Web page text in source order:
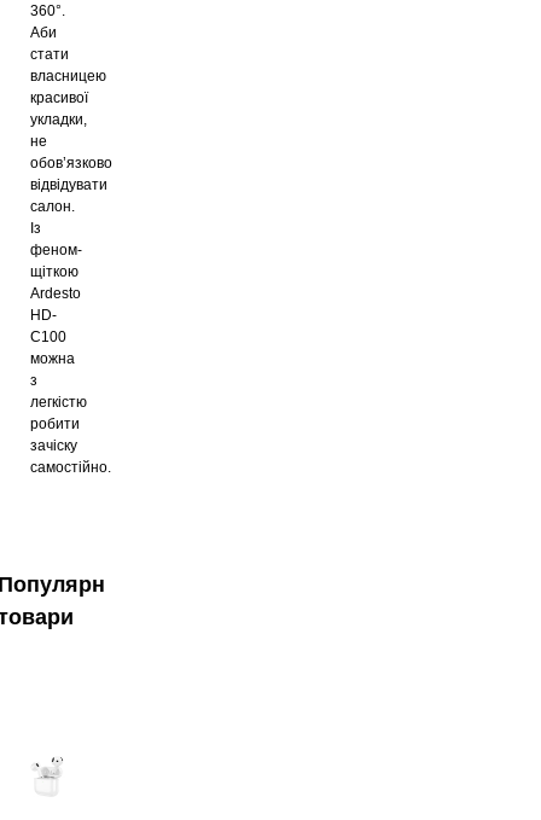
360°.
Аби
стати
власницею
красивої
укладки,
не
обов’язково
відвідувати
салон.
Із
феном-
щіткою
Ardesto
HD-
C100
можна
з
легкістю
робити
зачіску
самостійно.